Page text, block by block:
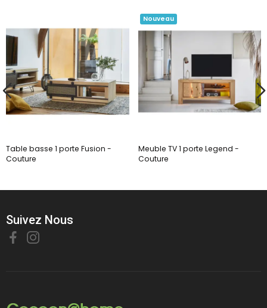
Table basse 1 porte Fusion -
Couture
Nouveau
Meuble TV 1 porte Legend -
Couture
Suivez Nous